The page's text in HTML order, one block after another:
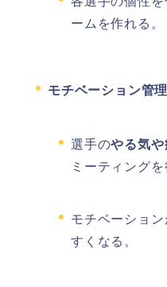
ームを作れる。
モチベーション管理
選手のやる気や
ミーティングを
モチベーショ
すくなる。